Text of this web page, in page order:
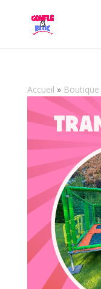
Accueil » Boutique